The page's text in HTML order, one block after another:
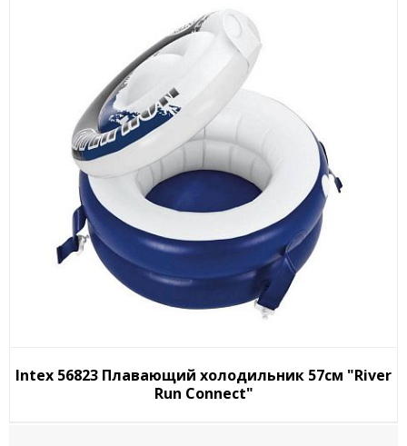
Intex 56823 Плавающий холодильник 57см "River
Run Connect"